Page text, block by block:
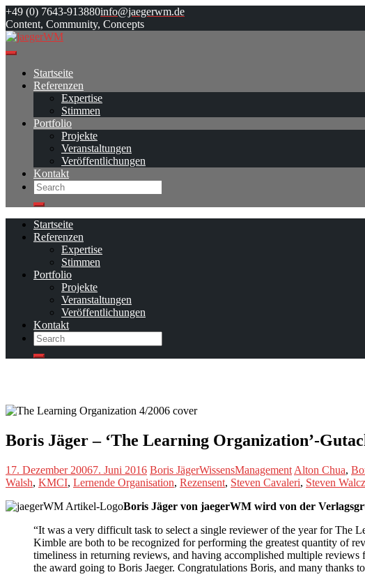
Skip
to
content
+49 (0) 7643-913880info@jaegerwm.de
Content, Community, Concepts
Startseite
Referenzen
Expertise
Stimmen
Portfolio
Projekte
Veranstaltungen
Veröffentlichungen
Kontakt
Search
Search
Startseite
Referenzen
Expertise
Stimmen
Portfolio
Projekte
Veranstaltungen
Veröffentlichungen
Kontakt
Search
Search
Boris Jäger – ‘The Learning Organization’-
17. Dezember 20067. Juni 2016 Boris JägerWissensManagement Alton Chua,
Walsh, KMCI, Lernende Organisation, Rezensent, Steven Cavaleri, Steven
Boris Jäger von jaegerWM wird von der
“It was a very difficult task to select a single reviewer of the year for The
Kimble are both to be recognized for performing the greatest quantity of
timeliness in returning reviews, and having accomplished multiple
the award going to Boris Jaeger. Congratulations Boris, and many thanks